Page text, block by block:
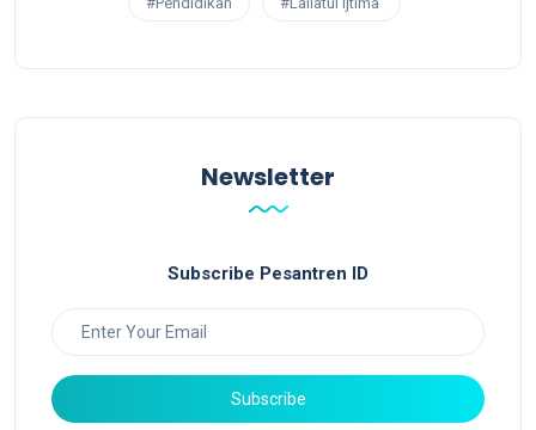
Newsletter
Subscribe Pesantren ID
Subscribe